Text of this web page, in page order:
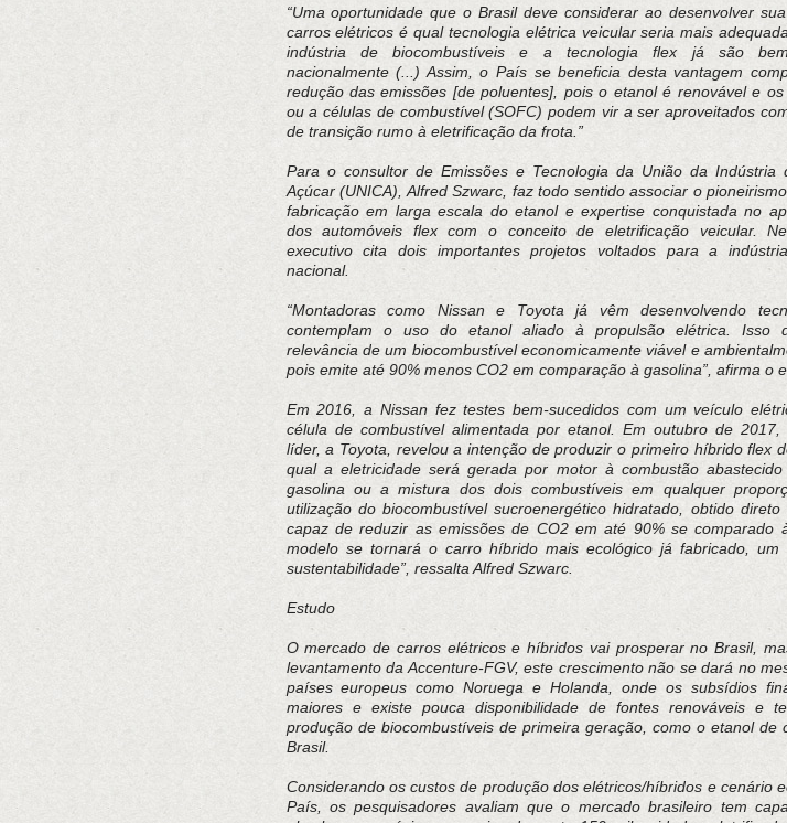
“Uma oportunidade que o Brasil deve considerar ao desenvolver
carros elétricos é qual tecnologia elétrica veicular seria mais
indústria de biocombustíveis e a tecnologia flex já são
nacionalmente (...) Assim, o País se beneficia desta vantagem
redução das emissões [de poluentes], pois o etanol é renovável e
ou a células de combustível (SOFC) podem vir a ser aproveitados
de transição rumo à eletrificação da frota.”
Para o consultor de Emissões e Tecnologia da União da Indústria
Açúcar (UNICA), Alfred Szwarc, faz todo sentido associar o
fabricação em larga escala do etanol e expertise conquistada no
dos automóveis flex com o conceito de eletrificação veicular.
executivo cita dois importantes projetos voltados para a
nacional.
“Montadoras como Nissan e Toyota já vêm desenvolvendo
contemplam o uso do etanol aliado à propulsão elétrica. Isso
relevância de um biocombustível economicamente viável e
pois emite até 90% menos CO2 em comparação à gasolina”, afirma o
Em 2016, a Nissan fez testes bem-sucedidos com um veículo
célula de combustível alimentada por etanol. Em outubro de 2017,
líder, a Toyota, revelou a intenção de produzir o primeiro híbrido flex
qual a eletricidade será gerada por motor à combustão abastecido
gasolina ou a mistura dos dois combustíveis em qualquer
utilização do biocombustível sucroenergético hidratado, obtido
capaz de reduzir as emissões de CO2 em até 90% se comparado
modelo se tornará o carro híbrido mais ecológico já fabricado, um
sustentabilidade”, ressalta Alfred Szwarc.
Estudo
O mercado de carros elétricos e híbridos vai prosperar no Brasil,
levantamento da Accenture-FGV, este crescimento não se dará no
países europeus como Noruega e Holanda, onde os subsídios
maiores e existe pouca disponibilidade de fontes renováveis e
produção de biocombustíveis de primeira geração, como o etanol de
Brasil.
Considerando os custos de produção dos elétricos/híbridos e cenário
País, os pesquisadores avaliam que o mercado brasileiro tem